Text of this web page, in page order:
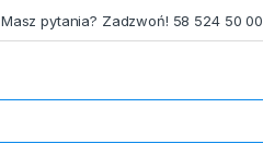
Masz pytania? Zadzwoń! 58 524 50 00